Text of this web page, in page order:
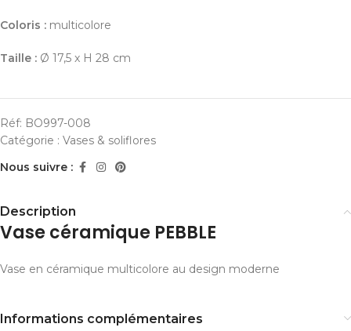
Coloris : multicolore
Taille : Ø 17,5 x H 28 cm
Réf: BO997-008
Catégorie : Vases & soliflores
Nous suivre :
Description
Vase céramique PEBBLE
Vase en céramique multicolore au design moderne
Informations complémentaires